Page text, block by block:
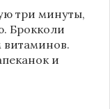
три минуты,
Брокколи
витаминов.
и